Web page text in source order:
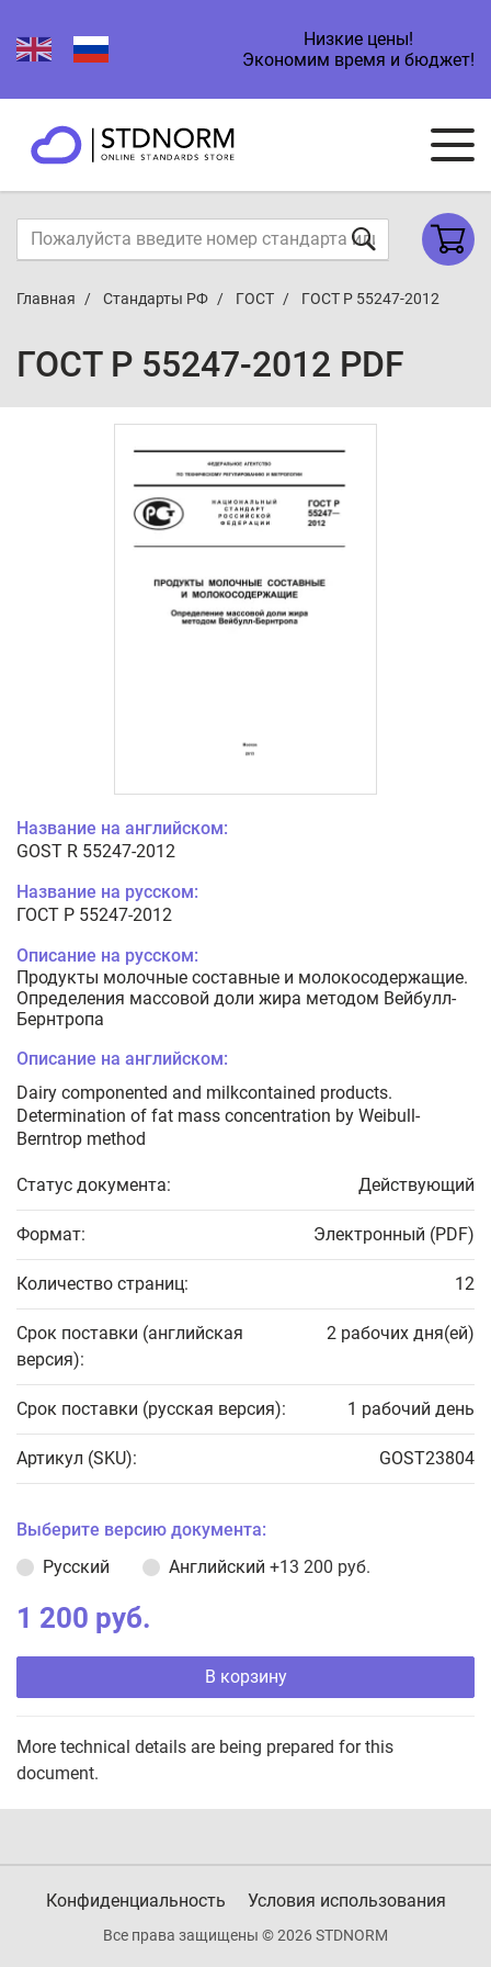
Низкие цены!
Экономим время и бюджет!
Главная Стандарты РФ ГОСТ ГОСТ Р 55247-2012
ГОСТ Р 55247-2012 PDF
Название на английском:
GOST R 55247-2012
Название на русском:
ГОСТ Р 55247-2012
Описание на русском:
Продукты молочные составные и молокосодержащие.
Определения массовой доли жира методом Вейбулл-
Бернтропа
Описание на английском:
Dairy componented and milkcontained products.
Determination of fat mass concentration by Weibull-
Berntrop method
Статус документа: Действующий
Формат: Электронный (PDF)
Количество страниц: 12
Срок поставки (английская
версия):
2 рабочих дня(ей)
Срок поставки (русская версия): 1 рабочий день
Артикул (SKU): GOST23804
Выберите версию документа:
Русский
Английский +13 200 руб.
1 200 руб.
В корзину
More technical details are being prepared for this
document.
Конфиденциальность Условия использования
Все права защищены © 2026 STDNORM